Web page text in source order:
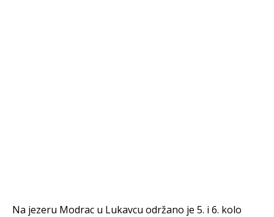
Na jezeru Modrac u Lukavcu održano je 5. i 6. kolo